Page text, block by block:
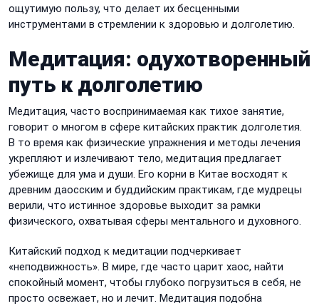
ощутимую пользу, что делает их бесценными
инструментами в стремлении к здоровью и долголетию.
Медитация: одухотворенный
путь к долголетию
Медитация, часто воспринимаемая как тихое занятие,
говорит о многом в сфере китайских практик долголетия.
В то время как физические упражнения и методы лечения
укрепляют и излечивают тело, медитация предлагает
убежище для ума и души. Его корни в Китае восходят к
древним даосским и буддийским практикам, где мудрецы
верили, что истинное здоровье выходит за рамки
физического, охватывая сферы ментального и духовного.
Китайский подход к медитации подчеркивает
«неподвижность». В мире, где часто царит хаос, найти
спокойный момент, чтобы глубоко погрузиться в себя, не
просто освежает, но и лечит. Медитация подобна